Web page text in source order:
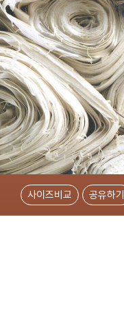
사이즈비교 공유하기